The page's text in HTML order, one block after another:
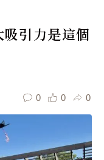
引力是這個
0 0 0